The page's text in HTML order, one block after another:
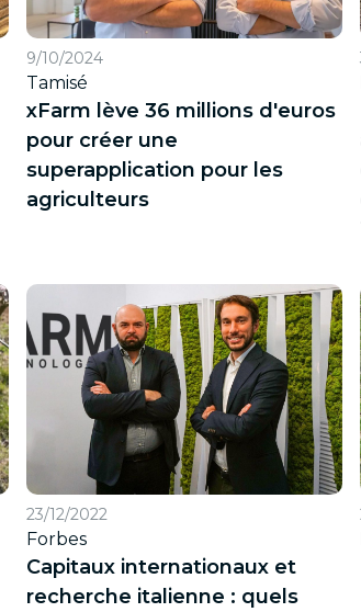
9/10/2024
Tamisé
xFarm lève 36 millions d'euros
pour créer une
superapplication pour les
agriculteurs
23/12/2022
Forbes
Capitaux internationaux et
recherche italienne : quels